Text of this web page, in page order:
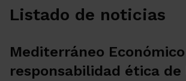
Listado de noticias
Mediterráneo
responsabilidad ética de